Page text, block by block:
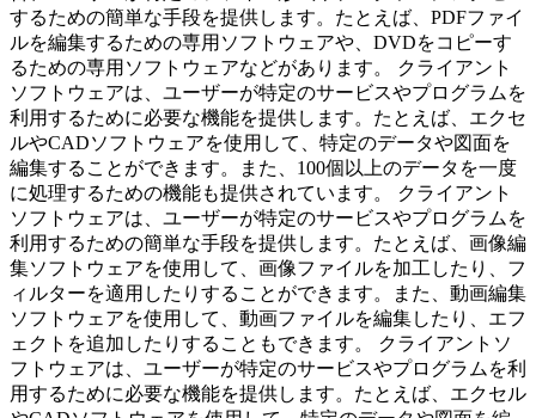
するための簡単な手段を提供します。たとえば、PDFファイ
ルを編集するための専用ソフトウェアや、DVDをコピーす
るための専用ソフトウェアなどがあります。 クライアント
ソフトウェアは、ユーザーが特定のサービスやプログラムを
利用するために必要な機能を提供します。たとえば、エクセ
ルやCADソフトウェアを使用して、特定のデータや図面を
編集することができます。また、100個以上のデータを一度
に処理するための機能も提供されています。 クライアント
ソフトウェアは、ユーザーが特定のサービスやプログラムを
利用するための簡単な手段を提供します。たとえば、画像編
集ソフトウェアを使用して、画像ファイルを加工したり、フ
ィルターを適用したりすることができます。また、動画編集
ソフトウェアを使用して、動画ファイルを編集したり、エフ
ェクトを追加したりすることもできます。 クライアントソ
フトウェアは、ユーザーが特定のサービスやプログラムを利
用するために必要な機能を提供します。たとえば、エクセル